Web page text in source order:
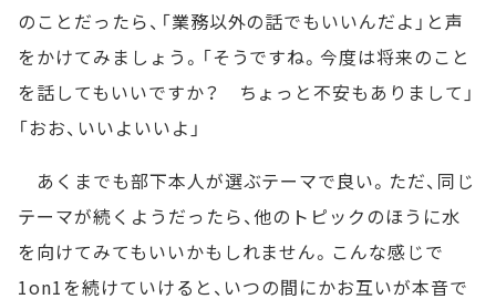
のことだったら、「業務以外の話でもいいんだよ」と声
をかけてみましょう。「そうですね。今度は将来のこと
を話してもいいですか？ ちょっと不安もありまして」
「おお、いいよいいよ」
あくまでも部下本人が選ぶテーマで良い。ただ、同じ
テーマが続くようだったら、他のトピックのほうに水
を向けてみてもいいかもしれません。こんな感じで
1on1を続けていけると、いつの間にかお互いが本音で